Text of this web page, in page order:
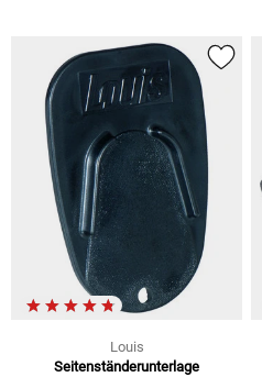
Louis
Seitenständerunterlage